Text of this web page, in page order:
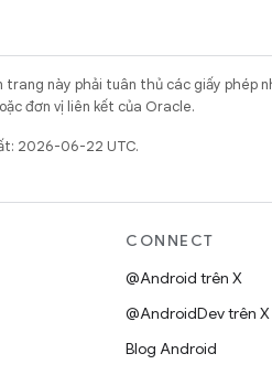
trang này phải tuân thủ các giấy phép
đơn vị liên kết của Oracle.
2026-06-22 UTC.
CONNECT
@Android trên X
@AndroidDev trên X
Blog Android